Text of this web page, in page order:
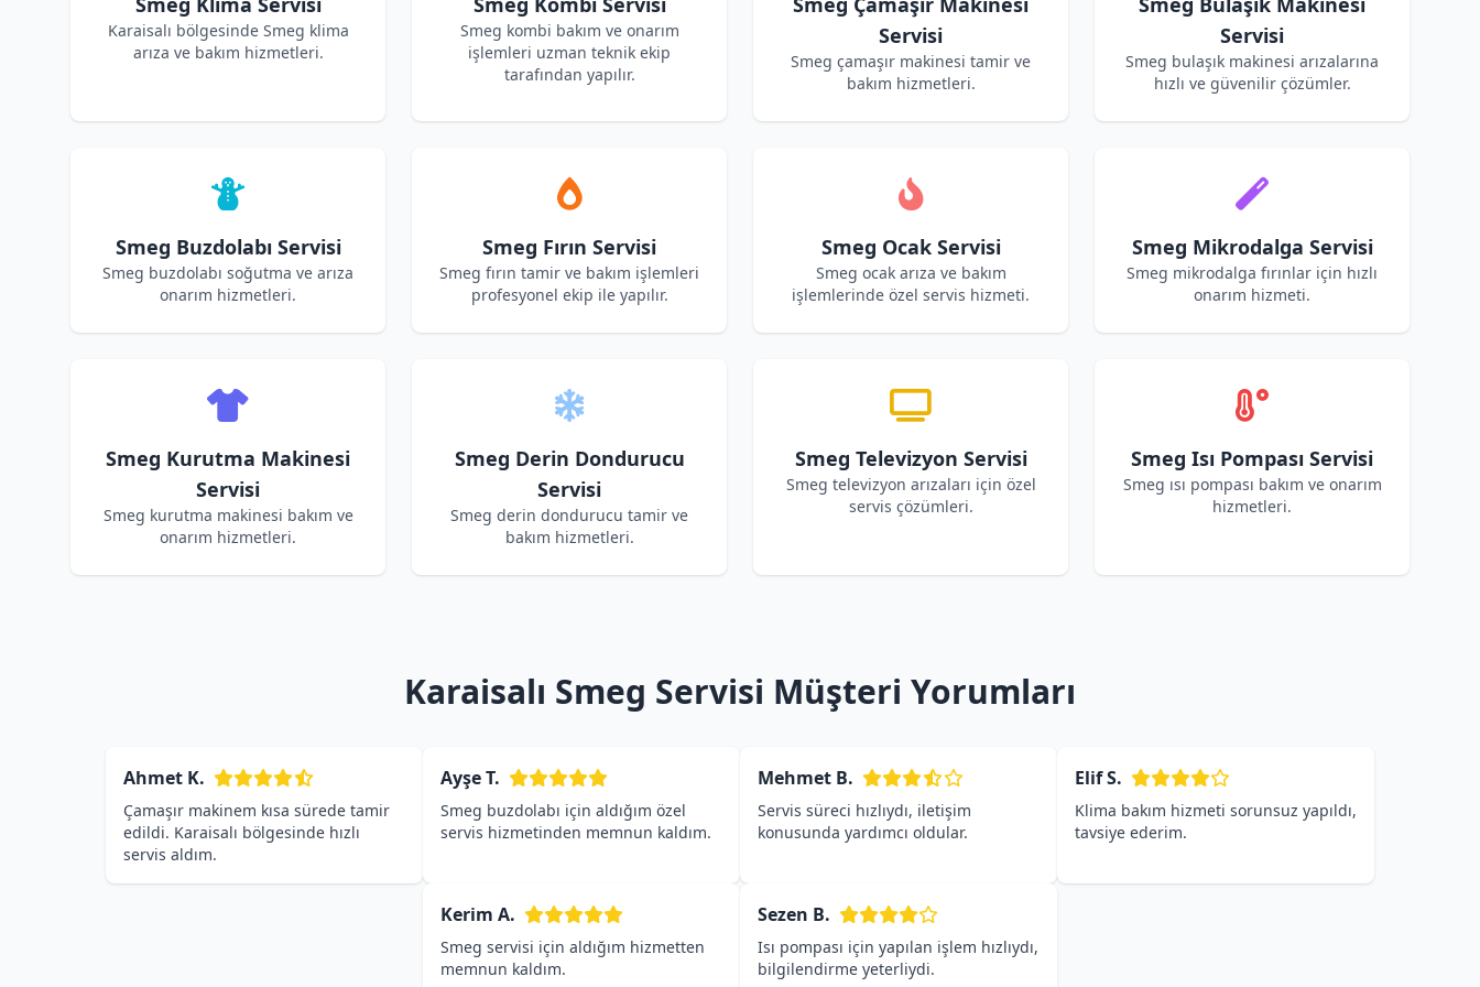
Karaisalı bölgesinde Smeg klima
arıza ve bakım hizmetleri.
Smeg kombi bakım ve onarım
işlemleri uzman teknik ekip
tarafından yapılır.
Servisi
Smeg çamaşır makinesi tamir ve
bakım hizmetleri.
Servisi
Smeg bulaşık makinesi arızalarına
hızlı ve güvenilir çözümler.
Smeg Buzdolabı Servisi
Smeg buzdolabı soğutma ve arıza
onarım hizmetleri.
Smeg Fırın Servisi
Smeg fırın tamir ve bakım işlemleri
profesyonel ekip ile yapılır.
Smeg Ocak Servisi
Smeg ocak arıza ve bakım
işlemlerinde özel servis hizmeti.
Smeg Mikrodalga Servisi
Smeg mikrodalga fırınlar için hızlı
onarım hizmeti.
Smeg Kurutma Makinesi
Servisi
Smeg kurutma makinesi bakım ve
onarım hizmetleri.
Smeg Derin Dondurucu
Servisi
Smeg derin dondurucu tamir ve
bakım hizmetleri.
Smeg Televizyon Servisi
Smeg televizyon arızaları için özel
servis çözümleri.
Smeg Isı Pompası Servisi
Smeg ısı pompası bakım ve onarım
hizmetleri.
Karaisalı Smeg Servisi Müşteri Yorumları
Ahmet K.
Çamaşır makinem kısa sürede tamir
edildi. Karaisalı bölgesinde hızlı
servis aldım.
Ayşe T.
Smeg buzdolabı için aldığım özel
servis hizmetinden memnun kaldım.
Mehmet B.
Servis süreci hızlıydı, iletişim
konusunda yardımcı oldular.
Elif S.
Klima bakım hizmeti sorunsuz yapıldı,
tavsiye ederim.
Kerim A.
Smeg servisi için aldığım hizmetten
memnun kaldım.
Sezen B.
Isı pompası için yapılan işlem hızlıydı,
bilgilendirme yeterliydi.